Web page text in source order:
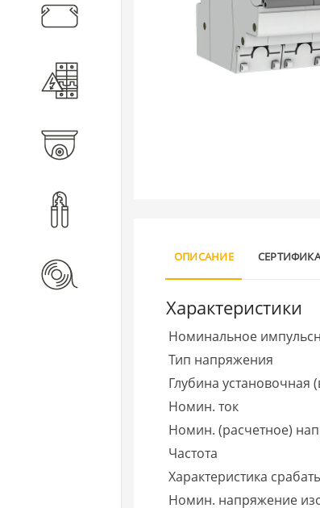
ОПИСАНИЕ
Характеристики
Номинальное
Тип напряжения
Глубина установочная
Номин. ток
Номин. (расчетное)
Частота
Характеристика
Номин. напряжение